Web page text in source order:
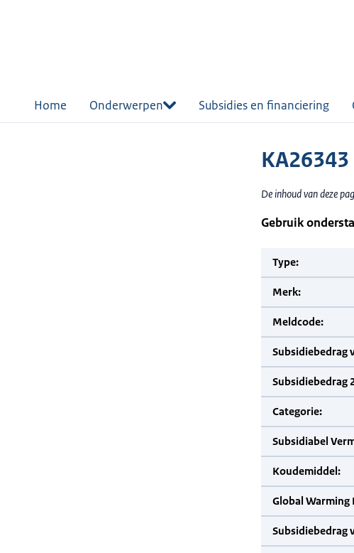
Home Onderwerpen Subsidies en financiering
De inhoud van deze
Gebruik
Type:
Merk:
Meldcode:
Subsidiebedrag
Subsidiebedrag
Categorie:
Subsidiabel
Koudemiddel:
Global Warming
Subsidiebedrag